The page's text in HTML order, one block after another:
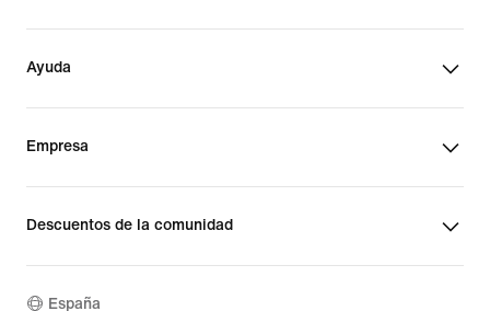
Ayuda
Empresa
Descuentos de la comunidad
España